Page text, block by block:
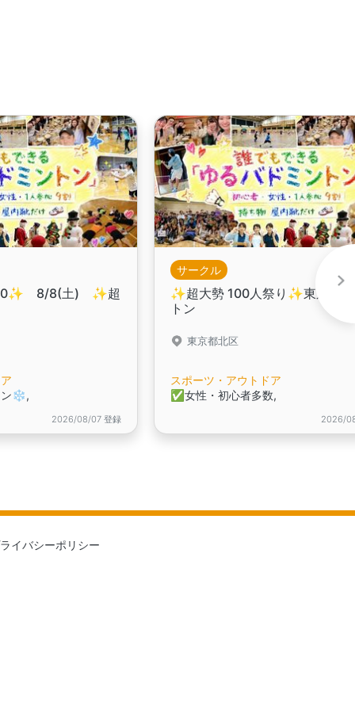
8/8(土) ✨超
ン❄️,
2026/08/07 登録
サークル
✨️超大勢 100人祭り✨️東京バ
トン
東京都北区
スポーツ・アウトドア
✅️女性・初心者多数,
2026/
イバシーポリシー